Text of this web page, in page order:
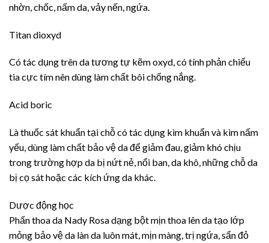
nhờn, chốc, nấm da, vảy nến, ngứa.
Titan dioxyd
Có tác dụng trên da tương tự kẽm oxyd, có tính phản chiếu
tia cực tím nên dùng làm chất bôi chống nắng.
Acid boric
Là thuốc sát khuẩn tại chỗ có tác dụng kìm khuẩn và kìm nấm
yếu, dùng làm chất bảo vệ da để giảm đau, giảm khó chịu
trong trường hợp da bị nứt nẻ, nổi ban, da khô, những chỗ da
bị cọ sát hoặc các kích ứng da khác.
Dược động học
Phấn thoa da Nady Rosa dạng bột mịn thoa lên da tạo lớp
mỏng bảo vệ da làn da luôn mát, mịn màng, trị ngứa, sẩn đỏ